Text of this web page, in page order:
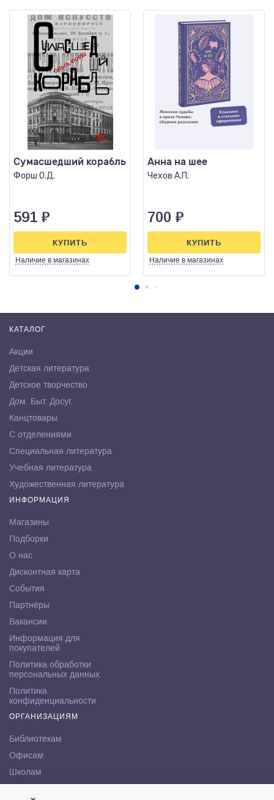
Сумасшедший корабль
Форш О.Д.
591 ₽
Наличие в магазинах
КУПИТЬ
Анна на шее
Чехов А.П.
700 ₽
Наличие в магазинах
КУПИТЬ
КАТАЛОГ
Акции
Детская литература
Детское творчество
Дом. Быт. Досуг.
Канцтовары
С отделениями
Специальная литература
Учебная литература
Художественная литература
ИНФОРМАЦИЯ
Магазины
Подборки
О нас
Дисконтная карта
События
Партнёры
Вакансии
Информация для
покупателей
Политика обработки
персональных данных
Политика
конфиденциальности
ОРГАНИЗАЦИЯМ
Библиотекам
Офисам
Школам